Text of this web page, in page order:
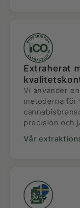
Extraherat
Vi använder
metoderna för
precision och
Vår